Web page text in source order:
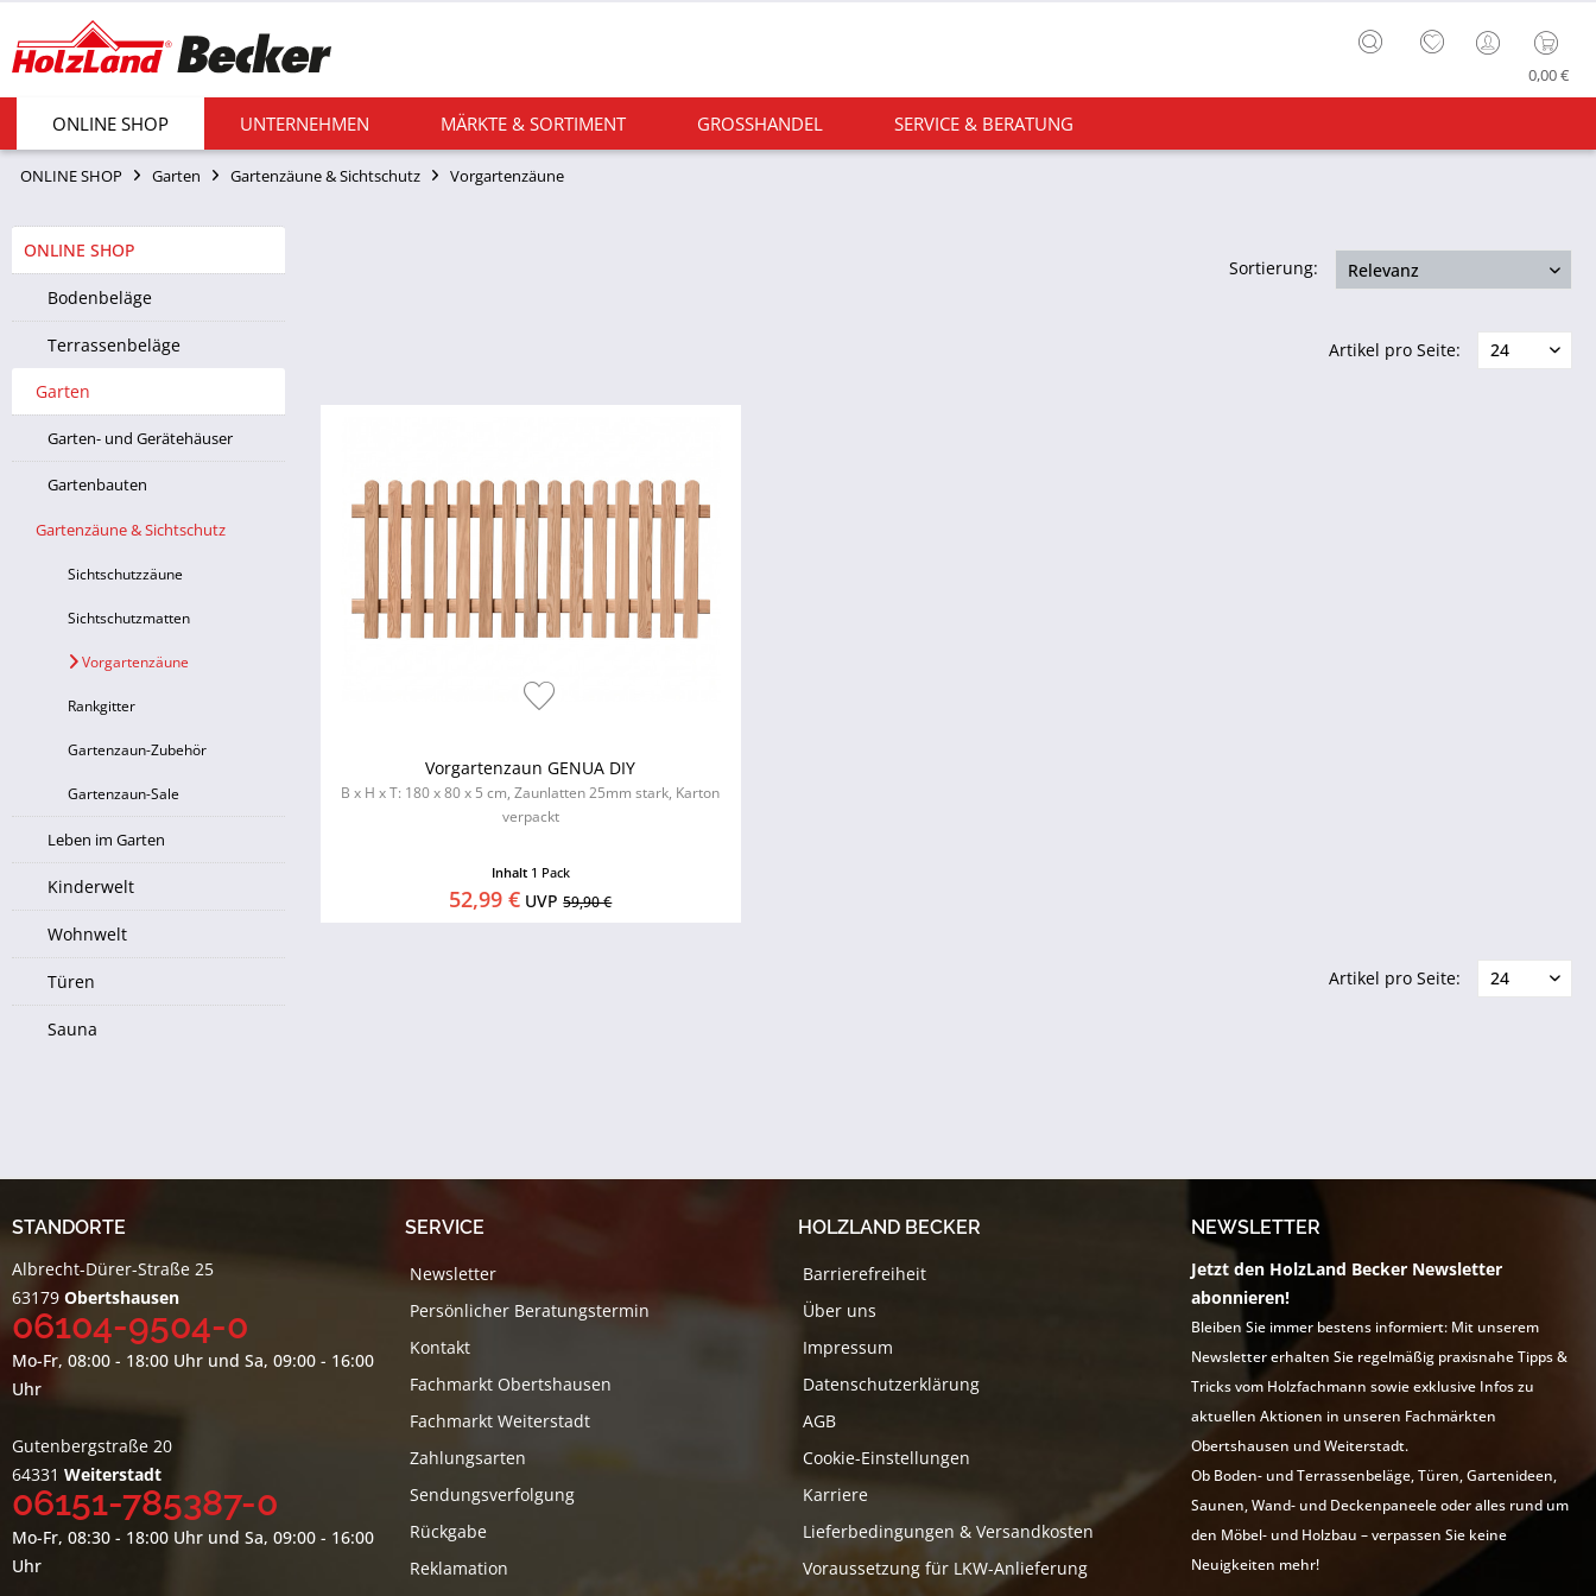
0,00 €
ONLINE SHOP UNTERNEHMEN MÄRKTE & SORTIMENT GROSSHANDEL SERVICE & BERATUNG
ONLINE SHOP Garten Gartenzäune & Sichtschutz Vorgartenzäune
ONLINE SHOP
Bodenbeläge
Terrassenbeläge
Garten
Garten- und Gerätehäuser
Gartenbauten
Gartenzäune & Sichtschutz
Sichtschutzzäune
Sichtschutzmatten
Vorgartenzäune
Rankgitter
Gartenzaun-Zubehör
Gartenzaun-Sale
Leben im Garten
Kinderwelt
Wohnwelt
Türen
Sauna
Sortierung:
Artikel pro Seite:
Vorgartenzaun GENUA DIY
B x H x T: 180 x 80 x 5 cm, Zaunlatten 25mm stark, Karton
verpackt
Inhalt 1 Pack
52,99 € UVP59,90 €
Artikel pro Seite:
STANDORTE
Albrecht-Dürer-Straße 25
63179 Obertshausen
06104-9504-0
Mo-Fr, 08:00 - 18:00 Uhr und Sa, 09:00 - 16:00
Uhr
Gutenbergstraße 20
64331 Weiterstadt
06151-785387-0
Mo-Fr, 08:30 - 18:00 Uhr und Sa, 09:00 - 16:00
Uhr
SERVICE
Newsletter
Persönlicher Beratungstermin
Kontakt
Fachmarkt Obertshausen
Fachmarkt Weiterstadt
Zahlungsarten
Sendungsverfolgung
Rückgabe
Reklamation
HOLZLAND BECKER
Barrierefreiheit
Über uns
Impressum
Datenschutzerklärung
AGB
Cookie-Einstellungen
Karriere
Lieferbedingungen & Versandkosten
Voraussetzung für LKW-Anlieferung
NEWSLETTER
Jetzt den HolzLand Becker Newsletter
abonnieren!
Bleiben Sie immer bestens informiert: Mit unserem
Newsletter erhalten Sie regelmäßig praxisnahe Tipps &
Tricks vom Holzfachmann sowie exklusive Infos zu
aktuellen Aktionen in unseren Fachmärkten
Obertshausen und Weiterstadt.
Ob Boden- und Terrassenbeläge, Türen, Gartenideen,
Saunen, Wand- und Deckenpaneele oder alles rund um
den Möbel- und Holzbau – verpassen Sie keine
Neuigkeiten mehr!